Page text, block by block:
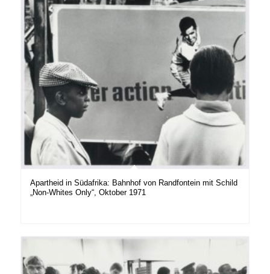
Apartheid in Südafrika: Bahnhof von Randfontein mit Schild
„Non-Whites Only“, Oktober 1971